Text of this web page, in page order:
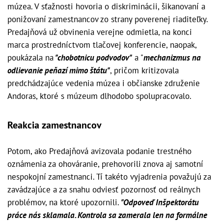
múzea. V sťažnosti hovoria o diskriminácii, šikanovaní a
ponižovaní zamestnancov zo strany poverenej riaditeľky.
Predajňová už obvinenia verejne odmietla, na konci
marca prostredníctvom tlačovej konferencie, naopak,
poukázala na"chobotnicu podvodov" a "mechanizmus na
odlievanie peňazí mimo štátu", pričom kritizovala
predchádzajúce vedenia múzea i občianske združenie
Andoras, ktoré s múzeum dlhodobo spolupracovalo.
Reakcia zamestnancov
Potom, ako Predajňová avizovala podanie trestného
oznámenia za ohováranie, prehovorili znova aj samotní
nespokojní zamestnanci. Tí takéto vyjadrenia považujú za
zavádzajúce a za snahu odviesť pozornosť od reálnych
problémov, na ktoré upozornili. "Odpoveď Inšpektorátu
práce nás sklamala. Kontrola sa zamerala len na formálne